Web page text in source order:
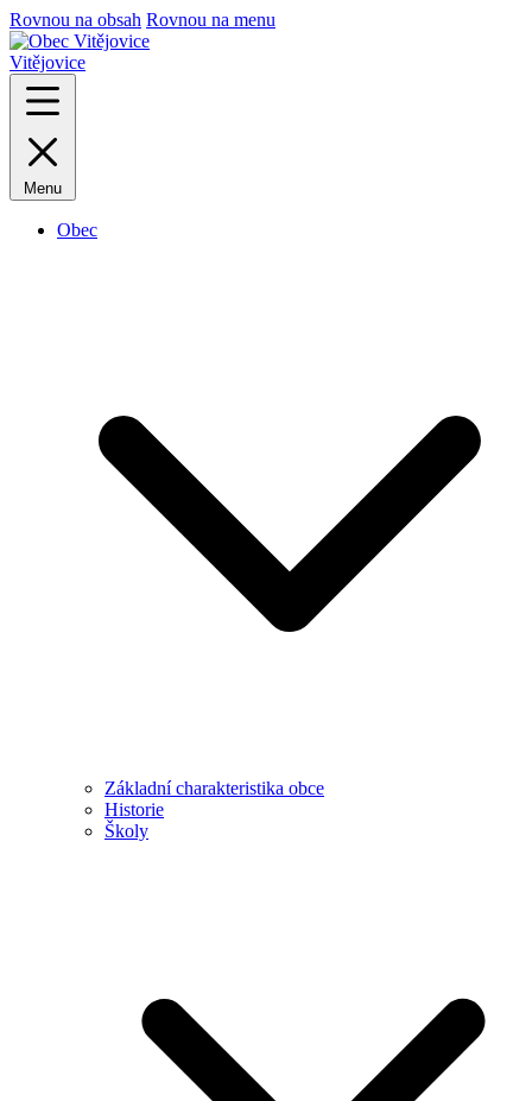
Rovnou na obsah Rovnou na menu
Vitějovice
Menu
Obec
Základní charakteristika obce
Historie
Školy